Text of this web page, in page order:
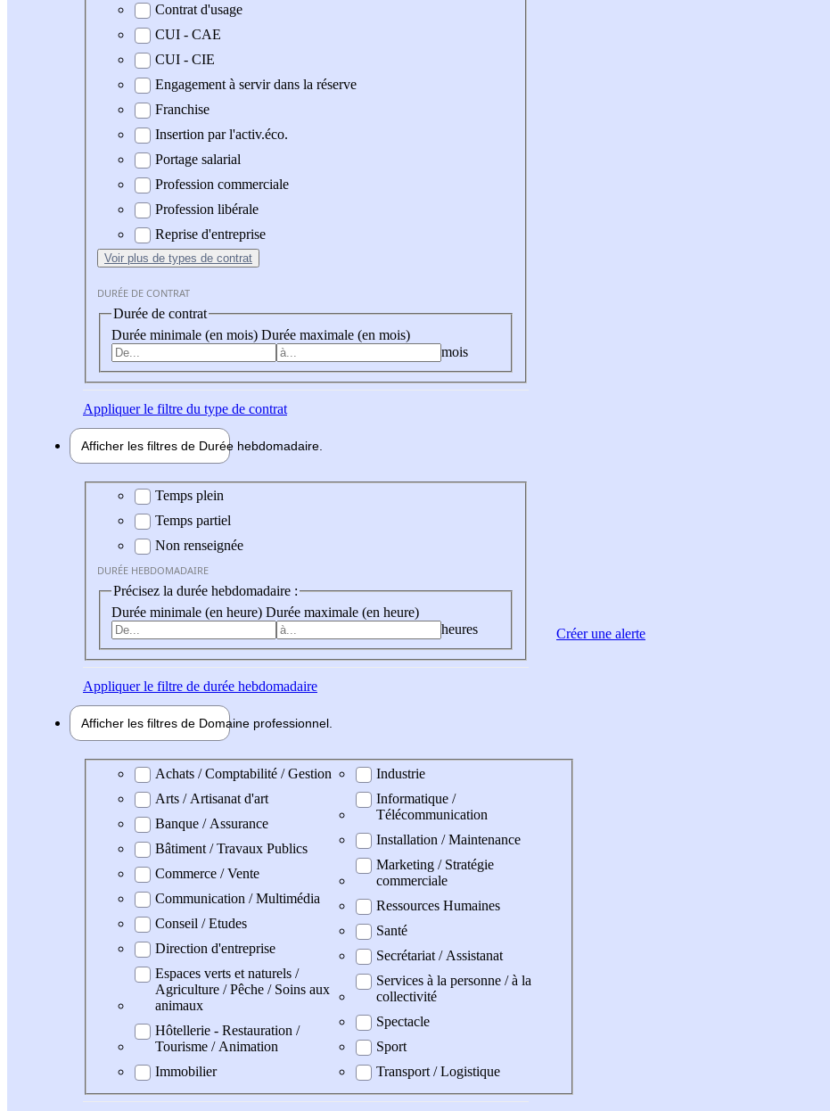
Contrat d'usage
CUI - CAE
CUI - CIE
Engagement à servir dans la réserve
Franchise
Insertion par l'activ.éco.
Portage salarial
Profession commerciale
Profession libérale
Reprise d'entreprise
Voir plus de types de contrat
DURÉE DE CONTRAT
Durée de contrat
Durée minimale (en mois) Durée maximale (en mois)
mois
Appliquerle filtre du type de contrat
Afficher les filtres de Durée hebdomadaire
Durée hebdomadaire
Temps plein
Temps partiel
Non renseignée
DURÉE HEBDOMADAIRE
Précisez la durée hebdomadaire :
Durée minimale (en heure) Durée maximale (en heure)
heures
Appliquerle filtre de durée hebdomadaire
Afficher les filtres de Domaine professionnel
Domaine professionel
Achats / Comptabilité / Gestion
Arts / Artisanat d'art
Banque / Assurance
Bâtiment / Travaux Publics
Commerce / Vente
Communication / Multimédia
Conseil / Etudes
Direction d'entreprise
Espaces verts et naturels /
Agriculture / Pêche / Soins aux
animaux
Hôtellerie - Restauration /
Tourisme / Animation
Immobilier
Industrie
Informatique /
Télécommunication
Installation / Maintenance
Marketing / Stratégie
commerciale
Ressources Humaines
Santé
Secrétariat / Assistanat
Services à la personne / à la
collectivité
Spectacle
Sport
Transport / Logistique
Créer une alerte